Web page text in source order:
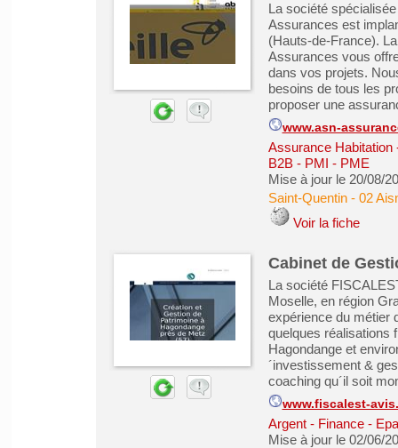
La société
Assurances est
(Hauts-de-France).
Assurances vous
dans vos projets.
besoins de tous les
proposer une
www.asn-
Assurance
B2B - PMI - PME
Mise à jour le 20/08/
Saint-Quentin- 02
Voir la fiche
Cabinet de
La société
Moselle, en région
expérience du métier
quelques réalisations
Hagondange et
´investissement &
coaching qu´il soit
www.fiscalest-
Argent - Finance -
Mise à jour le 02/06/